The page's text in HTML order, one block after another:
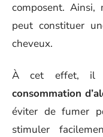
composent. Ainsi,
peut constituer
cheveux.
À cet effet, il
consommation
éviter de fumer
stimuler